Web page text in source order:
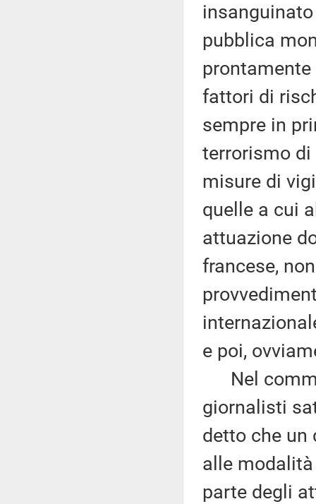
pubblica
fattori di
sempre in
terrorismo
misure di
quelle a cui
attuazione
francese,
e poi,
Nel
giornalisti
detto che un
alle
parte degli